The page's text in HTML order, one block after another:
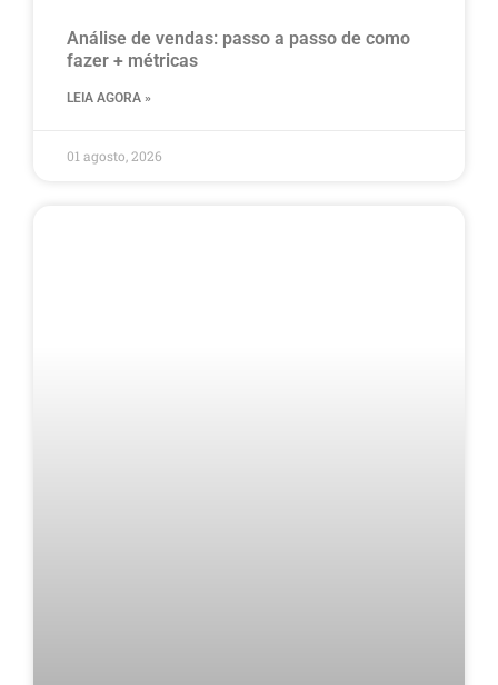
Análise de vendas: passo a passo de como
fazer + métricas
LEIA AGORA »
01 agosto, 2026